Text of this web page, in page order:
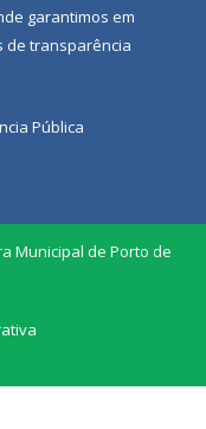
garantimos em
de transparência
Pública
Municipal de Porto de